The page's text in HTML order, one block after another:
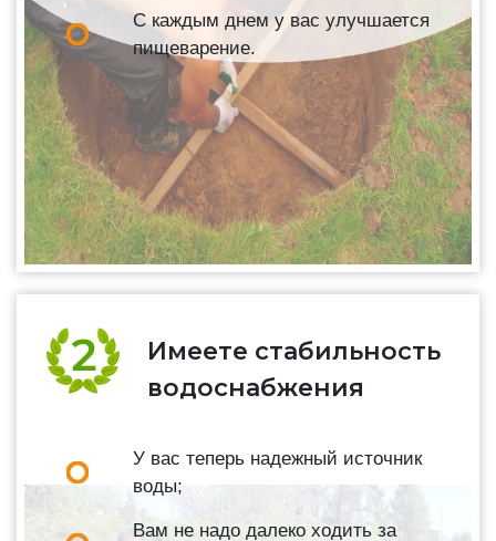
С каждым днем у вас улучшается
пищеварение.
Имеете стабильность
водоснабжения
У вас теперь надежный источник
воды;
Вам не надо далеко ходить за